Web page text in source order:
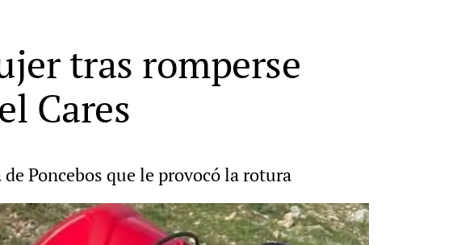
tras romperse
Cares
Poncebos que le provocó la rotura